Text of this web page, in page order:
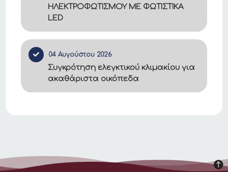
ΗΛΕΚΤΡΟΦΩΤΙΣΜΟΥ ΜΕ ΦΩΤΙΣΤΙΚΑ
LED
04 Αυγούστου 2026
Συγκρότηση ελεγκτικού κλιμακίου για
ακαθάριστα οικόπεδα